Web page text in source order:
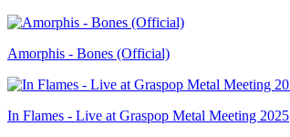
Amorphis - Bones (Official)
In Flames - Live at Graspop Metal Meeting 2025